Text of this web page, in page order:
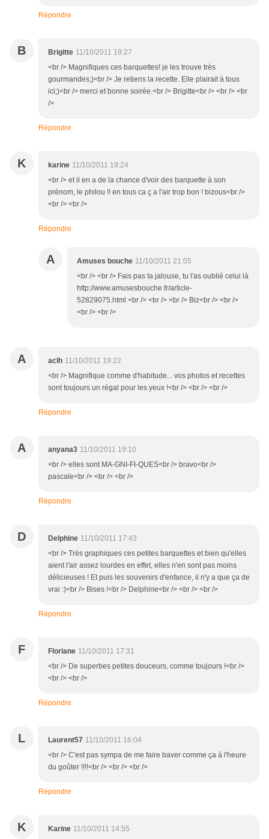
Répondre
B Brigitte 11/10/2011 19:27
<br /> Magnifiques ces barquettes! je les trouve très
gourmandes;)<br /> Je retiens la recette. Elle plairait à tous
ici;)<br /> merci et bonne soirée.<br /> Brigitte<br /> <br /> <br
/>
Répondre
K karine 11/10/2011 19:24
<br /> et il en a de la chance d'voir des barquette à son
prénom, le philou !! en tous ca ç a l'air trop bon ! bizous<br />
<br /> <br />
Répondre
A Amuses bouche 11/10/2011 21:05
<br /> <br /> Fais pas ta jalouse, tu l'as oublié celui là
http://www.amusesbouche.fr/article-
52829075.html <br /> <br /> <br /> Biz<br /> <br />
<br /> <br />
A aclh 11/10/2011 19:22
<br /> Magnifique comme d'habitude... vos photos et recettes
sont toujours un régal pour les yeux !<br /> <br /> <br />
Répondre
A anyana3 11/10/2011 19:10
<br /> elles sont MA-GNI-FI-QUES<br /> bravo<br />
pascale<br /> <br /> <br />
Répondre
D Delphine 11/10/2011 17:43
<br /> Très graphiques ces petites barquettes et bien qu'elles
aient l'air assez lourdes en effet, elles n'en sont pas moins
délicieuses ! Et puis les souvenirs d'enfance, il n'y a que ça de
vrai :)<br /> Bises !<br /> Delphine<br /> <br /> <br />
Répondre
F Floriane 11/10/2011 17:31
<br /> De superbes petites douceurs, comme toujours !<br />
<br /> <br />
Répondre
L Laurent57 11/10/2011 16:04
<br /> C'est pas sympa de me faire baver comme ça à l'heure
du goûter !!!!<br /> <br /> <br />
Répondre
K Karine 11/10/2011 14:55